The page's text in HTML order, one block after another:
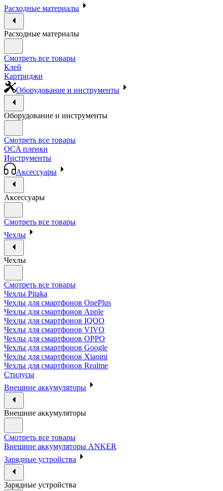
Расходные материалы
Расходные материалы
Смотреть все товары
Клей
Картриджи
Оборудование и инструменты
Оборудование и инструменты
Смотреть все товары
OCA пленки
Инструменты
Аксессуары
Аксессуары
Смотреть все товары
Чехлы
Чехлы
Смотреть все товары
Чехлы Pitaka
Чехлы для смартфонов OnePlus
Чехлы для смартфонов Apple
Чехлы для смартфонов IQOO
Чехлы для смартфонов VIVO
Чехлы для смартфонов OPPO
Чехлы для смартфонов Google
Чехлы для смартфонов Xiaomi
Чехлы для смартфонов Realme
Стилусы
Внешние аккумуляторы
Внешние аккумуляторы
Смотреть все товары
Внешние аккумуляторы ANKER
Зарядные устройства
Зарядные устройства